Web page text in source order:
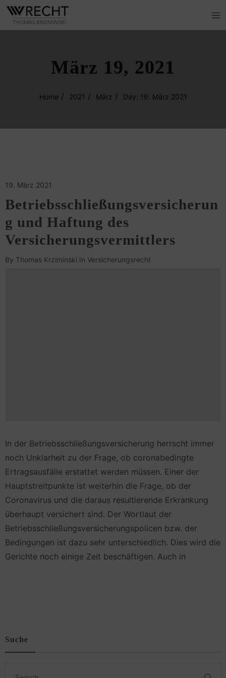
März 19, 2021
Home 2021 März Day: 19. März 2021
19. März 2021
Betriebsschließungsversicherun
g und Haftung des
Versicherungsvermittlers
By Thomas Krziminski In Versicherungsrecht
In der Betriebsschließungsversicherung herrscht immer
noch Unklarheit zu der Frage, ob coronabedingte
Ertragsausfälle erstattet werden müssen. Einer der
Hauptstreitpunkte ist weiterhin die Frage, ob der
Coronavirus und die daraus resultierende Erkrankung
überhaupt versichert sind. Der Wortlaut der
Betriebsschließungsversicherungspolicen bzw. der
Bedingungen ist dazu sehr unterschiedlich. Dies wird die
Gerichte noch einige Zeit beschäftigen. Auch in
Suche